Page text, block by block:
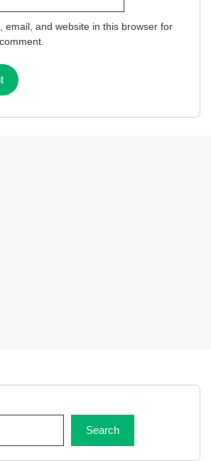
email, and website in this browser for
Search